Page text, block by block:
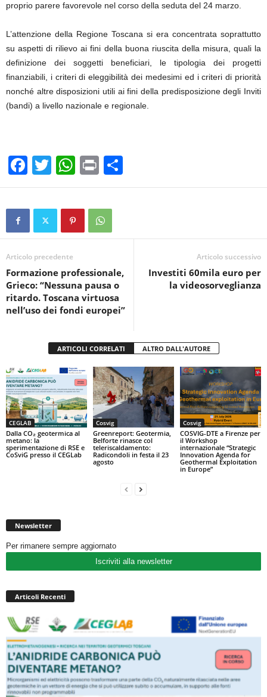
proprio parere favorevole nel corso della seduta del 24 marzo.
L’attenzione della Regione Toscana si era concentrata soprattutto
su aspetti di rilievo ai fini della buona riuscita della misura, quali la
definizione dei soggetti beneficiari, le tipologia dei progetti
finanziabili, i criteri di eleggibilità dei medesimi ed i criteri di priorità
nonché altre disposizioni utili ai fini della predisposizione degli Inviti
(bandi) a livello nazionale e regionale.
F
a
c
b
o
o
k
T
wi
tt
W
h
at
s
A
p
Pr
in
t
o
vi
Articolo precedente
Formazione professionale,
Grieco: “Nessuna pausa o
ritardo. Toscana virtuosa
nell’uso dei fondi europei”
Articolo successivo
Investiti 60mila euro per
la videosorveglianza
ARTICOLI CORRELATI ALTRO DALL'AUTORE
CEGLAB
Dalla CO₂ geotermica al
metano: la
sperimentazione di RSE e
CoSviG presso il CEGLab
Cosvig
Greenreport: Geotermia,
Belforte rinasce col
teleriscaldamento:
Radicondoli in festa il 23
agosto
Cosvig
COSVIG-DTE a Firenze per
il Workshop
internazionale “Strategic
Innovation Agenda for
Geothermal Exploitation
in Europe”
Newsletter
Per rimanere sempre aggiornato
Iscriviti alla newsletter
Articoli Recenti